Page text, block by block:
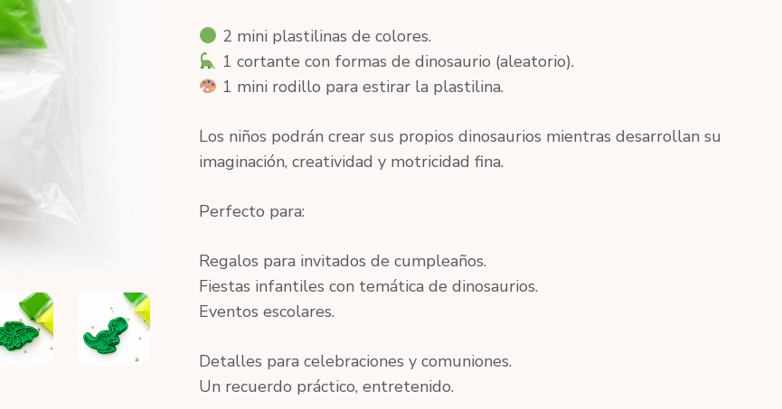
2 mini plastilinas de colores.
1 cortante con formas de dinosaurio (aleatorio).
1 mini rodillo para estirar la plastilina.
Los niños podrán crear sus propios dinosaurios mientras desarrollan su
imaginación, creatividad y motricidad fina.
Perfecto para:
Regalos para invitados de cumpleaños.
Fiestas infantiles con temática de dinosaurios.
Eventos escolares.
Detalles para celebraciones y comuniones.
Un recuerdo práctico, entretenido.